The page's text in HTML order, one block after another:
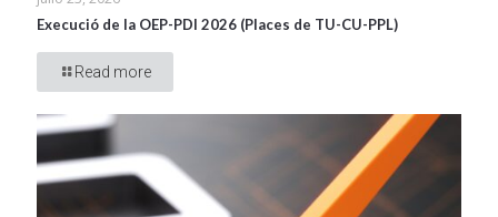
Execució de la OEP-PDI 2026 (Places de TU-CU-PPL)
Read more